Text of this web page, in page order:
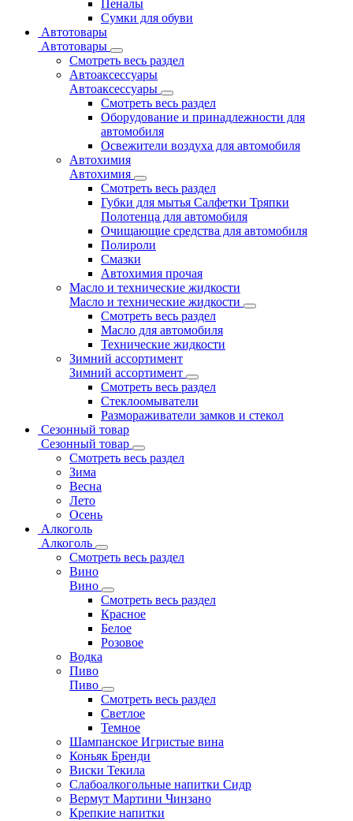
Пеналы
Сумки для обуви
Автотовары
Автотовары
Смотреть весь раздел
Автоаксессуары
Автоаксессуары
Смотреть весь раздел
Оборудование и принадлежности для
автомобиля
Освежители воздуха для автомобиля
Автохимия
Автохимия
Смотреть весь раздел
Губки для мытья Салфетки Тряпки
Полотенца для автомобиля
Очищающие средства для автомобиля
Полироли
Смазки
Автохимия прочая
Масло и технические жидкости
Масло и технические жидкости
Смотреть весь раздел
Масло для автомобиля
Технические жидкости
Зимний ассортимент
Зимний ассортимент
Смотреть весь раздел
Стеклоомыватели
Размораживатели замков и стекол
Сезонный товар
Сезонный товар
Смотреть весь раздел
Зима
Весна
Лето
Осень
Алкоголь
Алкоголь
Смотреть весь раздел
Вино
Вино
Смотреть весь раздел
Красное
Белое
Розовое
Водка
Пиво
Пиво
Смотреть весь раздел
Cветлое
Темное
Шампанское Игристые вина
Коньяк Бренди
Виски Текила
Слабоалкогольные напитки Сидр
Вермут Мартини Чинзано
Крепкие напитки